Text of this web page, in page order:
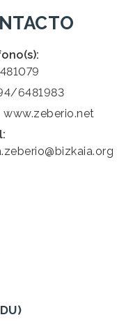
6481983
www.zeberio.net